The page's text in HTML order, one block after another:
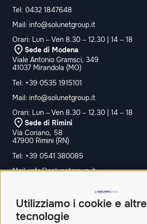
Utilizziamo i cookie e altre
tecnologie
Tel: 0432 1847648
Mail: info@solunetgroup.it
Orari: Lun – Ven 8.30 – 12.30 | 14 – 18
Sede di Modena
Viale Antonio Gramsci, 349
41037 Mirandola (MO)
Tel: +39 0535 1915101
Mail: info@solunetgroup.it
Orari: Lun – Ven 8.30 – 12.30 | 14 – 18
Sede di Rimini
Via Coriano, 58
47900 Rimini (RN)
Tel: +39 0541 380085
Mail:info@solunetgroup.it
Palazzina Doganale,
40010 Bentivoglio BO